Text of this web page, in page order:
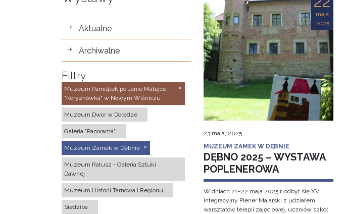
wystawy
Aktualne
Archiwalne
Filtry
Muzeum Pamiątek po Janie Matejce
"Koryznówka" w Nowym Wiśniczu
Muzeum Dwór w Dołędze
Galeria "Panorama"
Muzeum Zamek w Dębnie
Muzeum Ratusz - Galeria Sztuki
Dawnej
Muzeum Historii Tarnowa i Regionu
Siedziba
maja
2025
23 maja, 2025
MUZEUM ZAMEK W DĘBNIE
DĘBNO 2025 – WYSTAWA
POPLENEROWA
W dniach 21–22 maja 2025 r. odbył się XVI
Integracyjny Plener Malarski z udziałem
warsztatów terapii zajęciowej, uczniów szkół